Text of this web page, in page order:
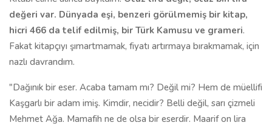
değeri var. Dünyada eşi, benzeri görülmemiş bir kitap,
hicri 466 da telif edilmiş, bir Türk Kamusu ve grameri.
Fakat kitapçıyı şımartmamak, fiyatı artırmaya bırakmamak, için
nazlı davrandım.
"Dağınık bir eser. Acaba tamam mı? Değil mi? Hem de müellifi
Kaşgarlı bir adam imiş. Kimdir, necidir? Belli değil, sarı çizmeli
Mehmet Ağa. Mamafih ne de olsa bir eserdir. Maarif on lira